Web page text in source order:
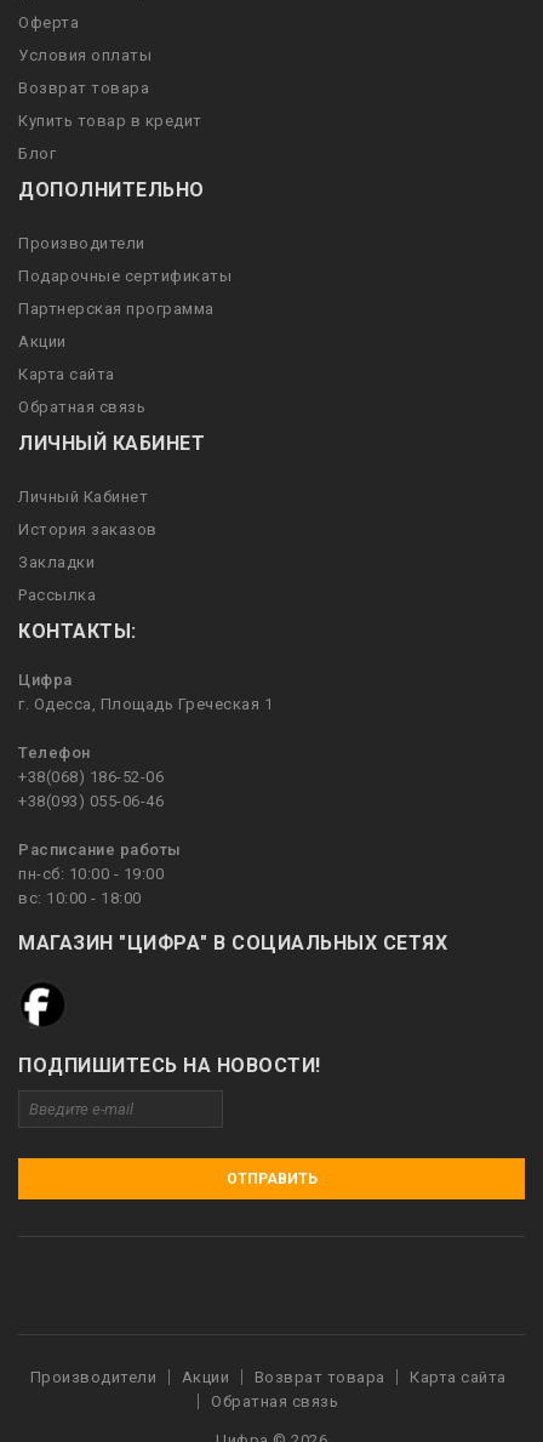
Оферта
Условия оплаты
Возврат товара
Купить товар в кредит
Блог
ДОПОЛНИТЕЛЬНО
Производители
Подарочные сертификаты
Партнерская программа
Акции
Карта сайта
Обратная связь
ЛИЧНЫЙ КАБИНЕТ
Личный Кабинет
История заказов
Закладки
Рассылка
КОНТАКТЫ:
Цифра
г. Одесса, Площадь Греческая 1
Телефон
+38(068) 186-52-06
+38(093) 055-06-46
Расписание работы
пн-сб: 10:00 - 19:00
вс: 10:00 - 18:00
МАГАЗИН "ЦИФРА" В СОЦИАЛЬНЫХ СЕТЯХ
ПОДПИШИТЕСЬ НА НОВОСТИ!
ОТПРАВИТЬ
Производители Акции Возврат товара
Карта сайта
Обратная связь